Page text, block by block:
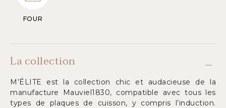
FOUR
La collection
M’ÉLITE est la collection chic et audacieuse de la
manufacture Mauviel1830, compatible avec tous les
types de plaques de cuisson, y compris l’induction.